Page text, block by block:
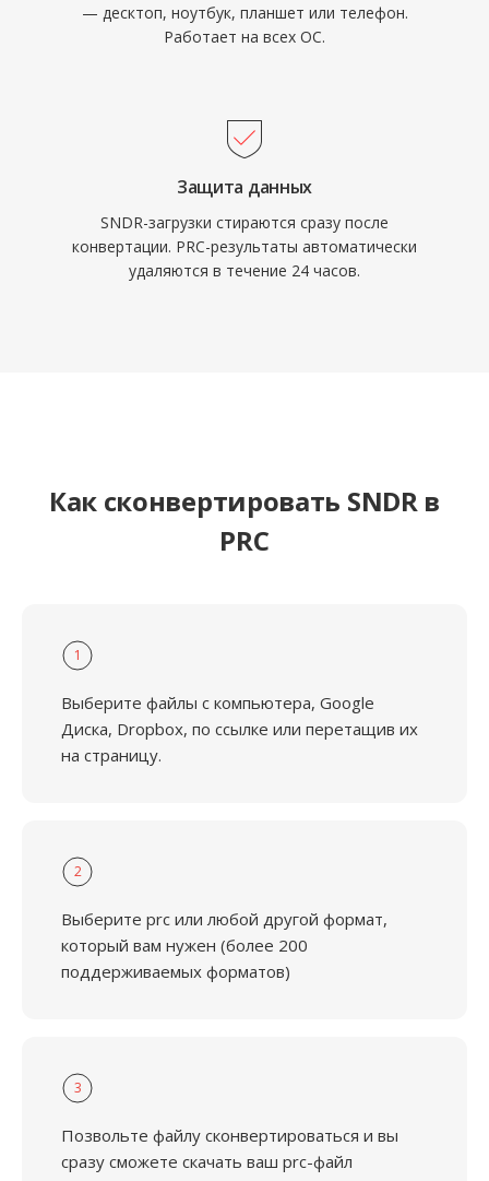
— десктоп, ноутбук, планшет или телефон.
Работает на всех ОС.
Защита данных
SNDR-загрузки стираются сразу после
конвертации. PRC-результаты автоматически
удаляются в течение 24 часов.
Как сконвертировать SNDR в
PRC
1
Выберите файлы с компьютера, Google
Диска, Dropbox, по ссылке или перетащив их
на страницу.
2
Выберите prc или любой другой формат,
который вам нужен (более 200
поддерживаемых форматов)
3
Позвольте файлу сконвертироваться и вы
сразу сможете скачать ваш prc-файл